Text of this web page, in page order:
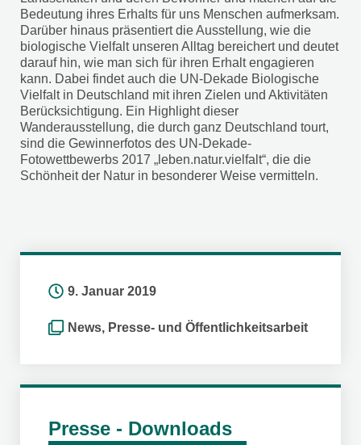
Bedeutung ihres Erhalts für uns Menschen aufmerksam.
Darüber hinaus präsentiert die Ausstellung, wie die
biologische Vielfalt unseren Alltag bereichert und deutet
darauf hin, wie man sich für ihren Erhalt engagieren
kann. Dabei findet auch die UN-Dekade Biologische
Vielfalt in Deutschland mit ihren Zielen und Aktivitäten
Berücksichtigung. Ein Highlight dieser
Wanderausstellung, die durch ganz Deutschland tourt,
sind die Gewinnerfotos des UN-Dekade-
Fotowettbewerbs 2017 „leben.natur.vielfalt“, die die
Schönheit der Natur in besonderer Weise vermitteln.
9. Januar 2019
News, Presse- und Öffentlichkeitsarbeit
Presse - Downloads